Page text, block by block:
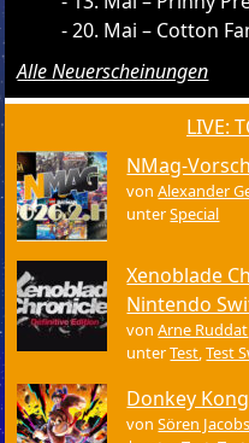
20. Mai – Cotton
Alle Neuerscheinungen
LIVE:
NMag-
vonAlexander
unterSpecial
Xenoblade
Nintendo
vonArne Ruddat
unterTest,Test
Donkey
vonSören